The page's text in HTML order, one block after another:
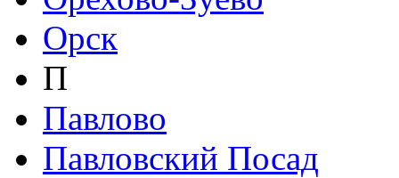
Орск
П
Павлово
Павловский Посад